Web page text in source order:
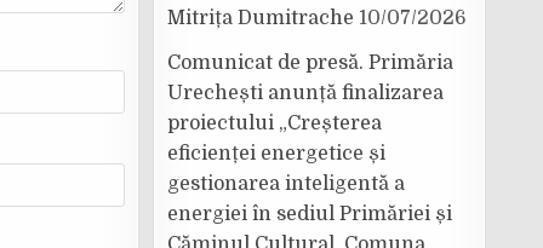
Mitrița Dumitrache 10/07/2026
Comunicat de presă. Primăria
Urechești anunță finalizarea
proiectului „Creșterea
eficienței energetice și
gestionarea inteligentă a
energiei în sediul Primăriei și